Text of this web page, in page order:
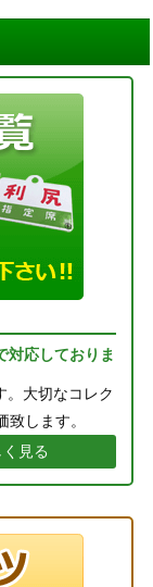
対応しておりま
。大切なコレク
します。
見る